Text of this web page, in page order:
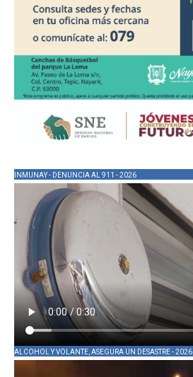
INMUNAY - DENUNCIA AL 911 - 2026
ALCOHOL Y VOLANTE, ASEGURA UN DESASTRE - 2026